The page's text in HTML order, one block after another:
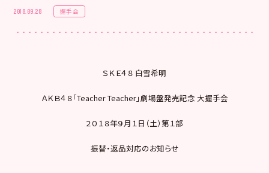
2018.09.28 握手会
ＳＫＥ４８ 白雪希明
ＡＫＢ４８「Teacher Teacher」劇場盤発売記念 大握手会
２０１８年９月１日（土）第１部
振替・返品対応のお知らせ